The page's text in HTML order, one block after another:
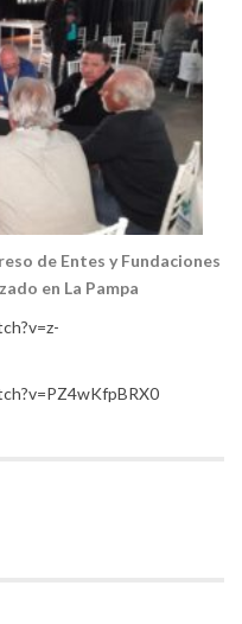
de Entes y Fundaciones
en La Pampa